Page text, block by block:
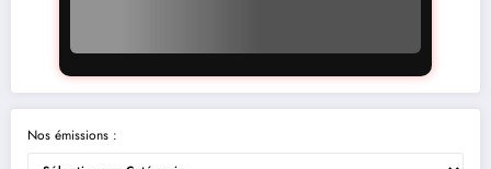
Nos émissions :